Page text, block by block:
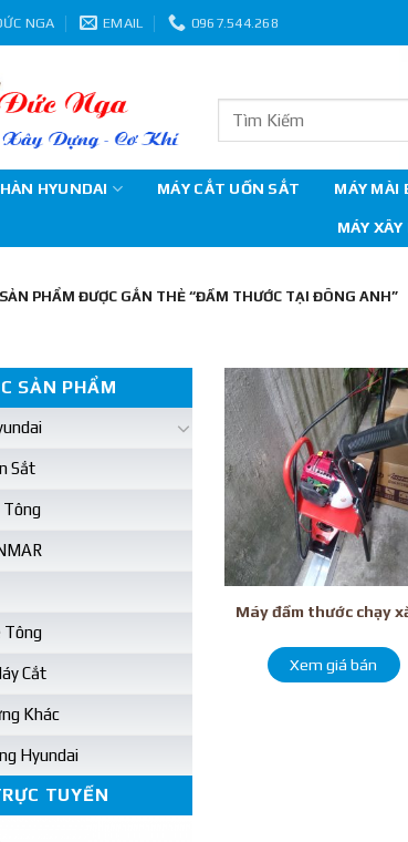
NGA EMAIL 0967.544.268
HYUNDAI MÁY CẮT UỐN SẮT MÁY MÀI
MÁY
SẢN PHẨM ĐƯỢC GẮN THẺ “ĐẦM THƯỚC TẠI ĐÔNG ANH”
SẢN PHẨM
Sắt
Tông
Tông
Cắt
Khác
Hyundai
TUYẾN
Máy đầm thước chạy
Xem giá bán